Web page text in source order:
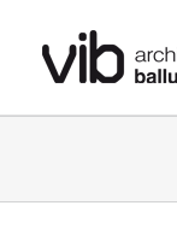
content